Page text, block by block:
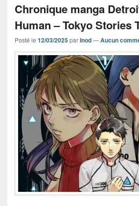
Chronique manga
Human – Tokyo Stories
Posté le 12/03/2025parInod—Aucun